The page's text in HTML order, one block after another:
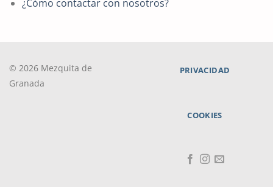
¿Cómo contactar con nosotros?
© 2026 Mezquita de
Granada
PRIVACIDAD
COOKIES